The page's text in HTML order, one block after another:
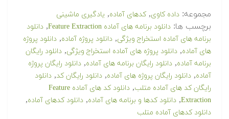
مجموعه: داده کاوی,کدهای آماده, یادگیری ماشینی
برچسب ها: دانلود برنامه های آماده Feature Extraction , دانلود
برنامه های آماده استخراج ویژگی, دانلود پروژه آماده, دانلود پروژه
های آماده, دانلود پروژه های آماده استخراج ویژگی, دانلود رایگان
برنامه آماده, دانلود رایگان برنامه های آماده, دانلود رایگان پروژه
آماده, دانلود رایگان پروژه های آماده, دانلود رایگان کد, دانلود
رایگان کد های آماده متلب,
دانلود کد های آماده Feature
Extraction
, دانلود کدها و برنامه های آماده, دانلود کدهای آماده,
دانلود کدهای آماده متلب